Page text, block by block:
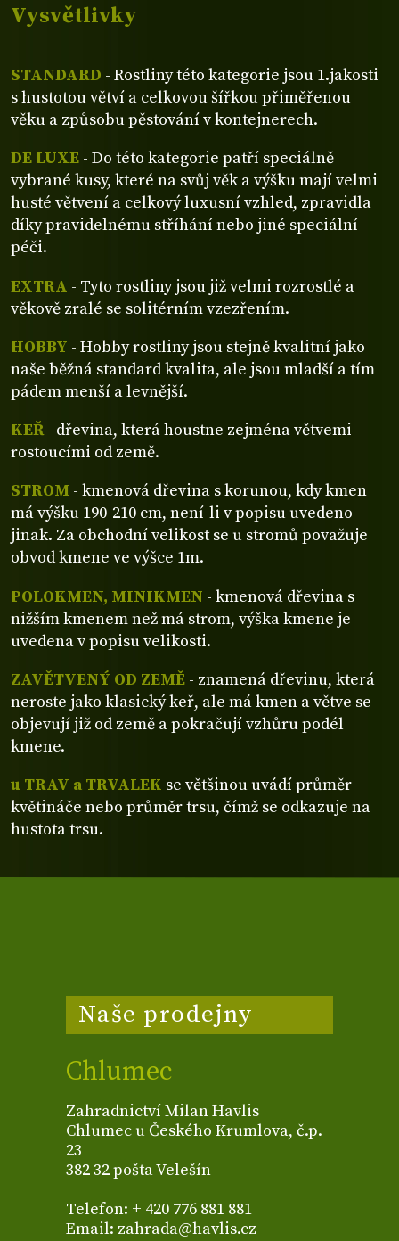
Vysvětlivky
STANDARD - Rostliny této kategorie jsou 1.jakosti
s hustotou větví a celkovou šířkou přiměřenou
věku a způsobu pěstování v kontejnerech.
DE LUXE - Do této kategorie patří speciálně
vybrané kusy, které na svůj věk a výšku mají velmi
husté větvení a celkový luxusní vzhled, zpravidla
díky pravidelnému stříhání nebo jiné speciální
péči.
EXTRA - Tyto rostliny jsou již velmi rozrostlé a
věkově zralé se solitérním vzezřením.
HOBBY - Hobby rostliny jsou stejně kvalitní jako
naše běžná standard kvalita, ale jsou mladší a tím
pádem menší a levnější.
KEŘ- dřevina, která houstne zejména větvemi
rostoucími od země.
STROM - kmenová dřevina s korunou, kdy kmen
má výšku 190-210 cm, není-li v popisu uvedeno
jinak. Za obchodní velikost se u stromů považuje
obvod kmene ve výšce 1m.
POLOKMEN, MINIKMEN - kmenová dřevina s
nižším kmenem než má strom, výška kmene je
uvedena v popisu velikosti.
ZAVĚTVENÝ OD ZEMĚ - znamená dřevinu, která
neroste jako klasický keř, ale má kmen a větve se
objevují již od země a pokračují vzhůru podél
kmene.
u TRAV a TRVALEK se většinou uvádí průměr
květináče nebo průměr trsu, čímž se odkazuje na
hustota trsu.
Naše prodejny
Chlumec
Zahradnictví Milan Havlis
Chlumec u Českého Krumlova, č.p.
23
382 32 pošta Velešín
Telefon: + 420 776 881 881
Email: zahrada@havlis.cz